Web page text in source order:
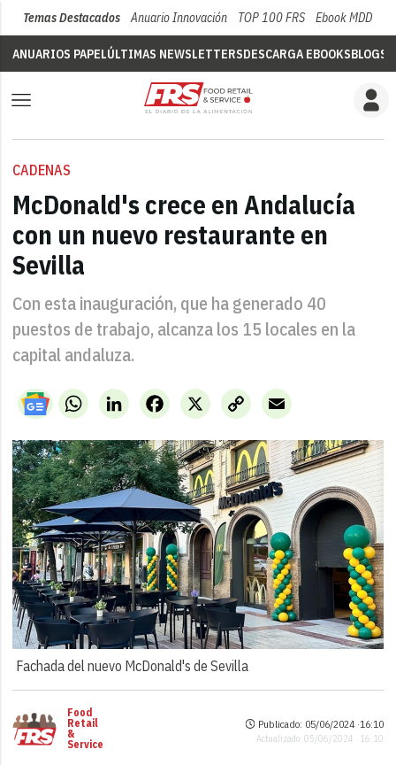
Temas Destacados Anuario Innovación TOP 100 FRS Ebook MDD
ANUARIOS PAPELÚLTIMAS NEWSLETTERSDESCARGA EBOOKSBLOGS
CADENAS
McDonald's crece en Andalucía
con un nuevo restaurante en
Sevilla
Con esta inauguración, que ha generado 40
puestos de trabajo, alcanza los 15 locales en la
capital andaluza.
WhatsAppLinkedIn X
Facebook
Copy
Link
Email
Fachada del nuevo McDonald's de Sevilla
Food
Retail
&
Service
Publicado: 05/06/2024 ·16:10
Actualizado: 05/06/2024 · 16:10